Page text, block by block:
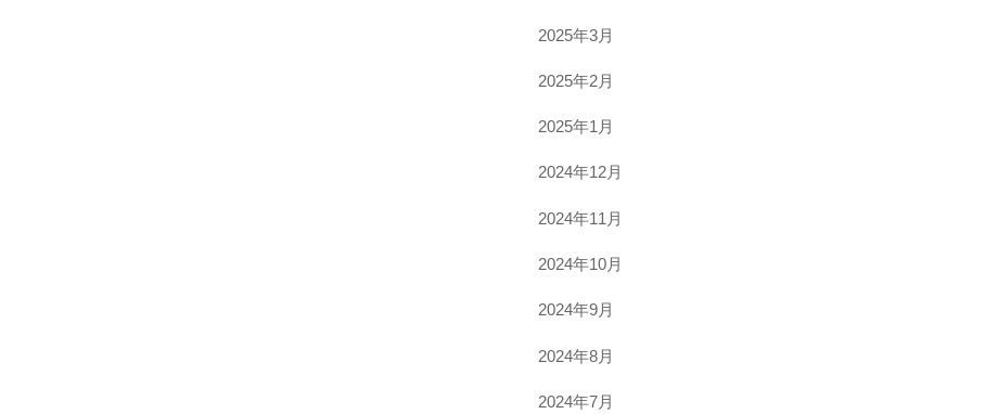
2025年3月
2025年2月
2025年1月
2024年12月
2024年11月
2024年10月
2024年9月
2024年8月
2024年7月